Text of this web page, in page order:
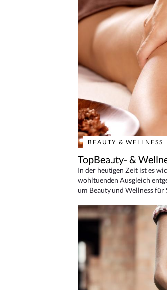
BEAUTY & WELLNESS
TopBeauty- &
In der heutigen Zeit ist es
wohltuenden Ausgleich
um Beauty und Wellness für